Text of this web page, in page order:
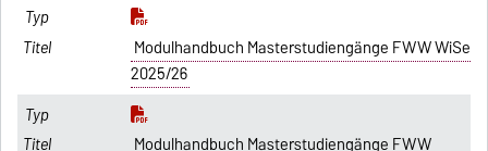
Modulhandbuch Masterstudiengänge FWW WiSe
2025/26
Modulhandbuch Masterstudiengänge FWW